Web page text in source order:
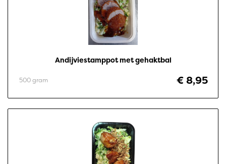
Andijviestamppot met gehaktbal
€ 8,95
500 gram